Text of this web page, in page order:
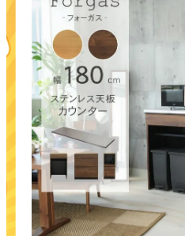
キーワード・商品番号で探す
最短発送 冷感ラグ 冷感寝具
カテゴリから探す